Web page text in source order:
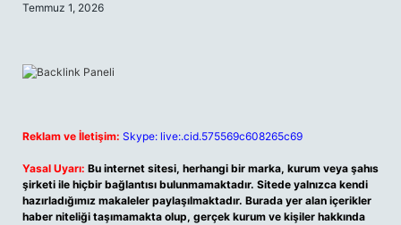
Temmuz 1, 2026
Reklam ve İletişim: Skype: live:.cid.575569c608265c69
Yasal Uyarı: Bu internet sitesi, herhangi bir marka, kurum veya şahıs
şirketi ile hiçbir bağlantısı bulunmamaktadır. Sitede yalnızca kendi
hazırladığımız makaleler paylaşılmaktadır. Burada yer alan içerikler
haber niteliği taşımamakta olup, gerçek kurum ve kişiler hakkında